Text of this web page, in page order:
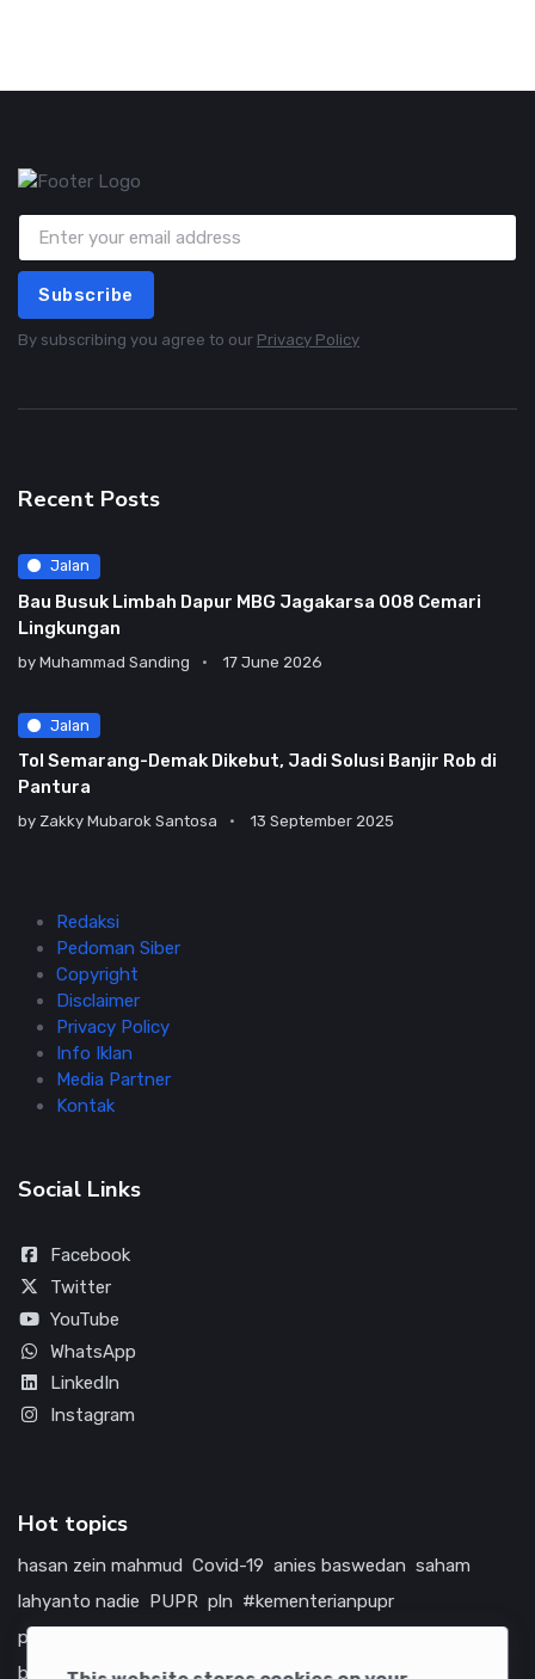
Subscribe
By subscribing you agree to our Privacy Policy
Recent Posts
Jalan
Bau Busuk Limbah Dapur MBG Jagakarsa 008 Cemari
Lingkungan
by Muhammad Sanding 17 June 2026
Jalan
Tol Semarang-Demak Dikebut, Jadi Solusi Banjir Rob di
Pantura
by Zakky Mubarok Santosa 13 September 2025
Redaksi
Pedoman Siber
Copyright
Disclaimer
Privacy Policy
Info Iklan
Media Partner
Kontak
Social Links
Facebook
Twitter
YouTube
WhatsApp
LinkedIn
Instagram
Hot topics
hasan zein mahmud Covid-19 anies baswedan saham
lahyanto nadie PUPR pln #kementerianpupr
prabowo subianto
bumn
jasa marga jtts tol china amerika serikat